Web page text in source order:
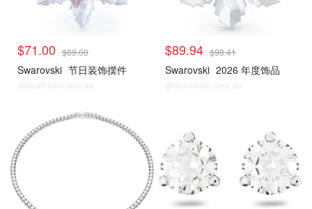
$71.00 $89.00
Swarovski 节日装饰摆件
@dealmoon.com.au
$89.94 $98.41
Swarovski 2026 年度饰品
@dealmoon.com.au